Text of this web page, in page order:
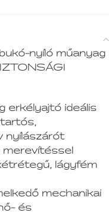
nyíló műanyag
erkélyajtó ideális
tartós,
nyílászárót
merevítéssel
lágyfém
mechanikai
és